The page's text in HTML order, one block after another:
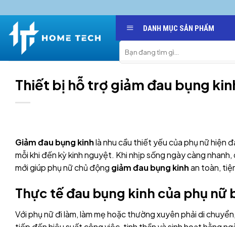
to
content
DANH MỤC SẢN PHẨM
for:
Thiết bị hỗ trợ giảm đau bụng
Giảm đau bụng kinhlà nhu cầu thiết yếu của phụ nữ hiện
mỗi khi đến kỳ kinh nguyệt. Khi nhịp sống ngày càng
mới giúp phụ nữ chủ động giảm đau bụng kinhan toàn,
Thực tế đau bụng kinh của phụ nữ
Với phụ nữ đi làm, làm mẹ hoặc thường xuyên phải di